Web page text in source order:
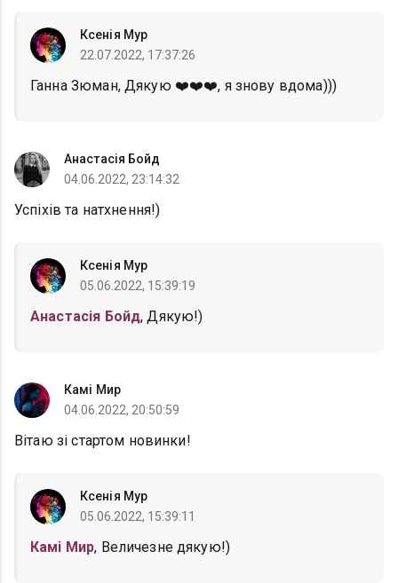
Ксенія Мур
22.07.2022, 17:37:26
Ганна Зюман, Дякую ❤️❤️❤️, я знову вдома)))
Анастасія Бойд
04.06.2022, 23:14:32
Успіхів та натхнення!)
Ксенія Мур
05.06.2022, 15:39:19
Анастасія Бойд, Дякую!)
Камі Мир
04.06.2022, 20:50:59
Вітаю зі стартом новинки!
Ксенія Мур
05.06.2022, 15:39:11
Камі Мир, Величезне дякую!)